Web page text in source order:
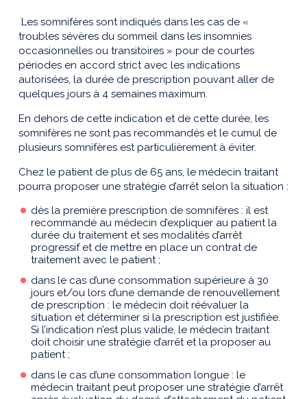
Les somnifères sont indiqués dans les cas de «
troubles sévères du sommeil dans les insomnies
occasionnelles ou transitoires » pour de courtes
périodes en accord strict avec les indications
autorisées, la durée de prescription pouvant aller de
quelques jours à 4 semaines maximum.
En dehors de cette indication et de cette durée, les
somnifères ne sont pas recommandés et le cumul de
plusieurs somnifères est particulièrement à éviter.
Chez le patient de plus de 65 ans, le médecin traitant
pourra proposer une stratégie d’arrêt selon la situation :
dès la première prescription de somnifères : il est
recommandé au médecin d’expliquer au patient la
durée du traitement et ses modalités d’arrêt
progressif et de mettre en place un contrat de
traitement avec le patient ;
dans le cas d’une consommation supérieure à 30
jours et/ou lors d’une demande de renouvellement
de prescription : le médecin doit réévaluer la
situation et déterminer si la prescription est justifiée.
Si l’indication n’est plus valide, le médecin traitant
doit choisir une stratégie d’arrêt et la proposer au
patient ;
dans le cas d’une consommation longue : le
médecin traitant peut proposer une stratégie d’arrêt